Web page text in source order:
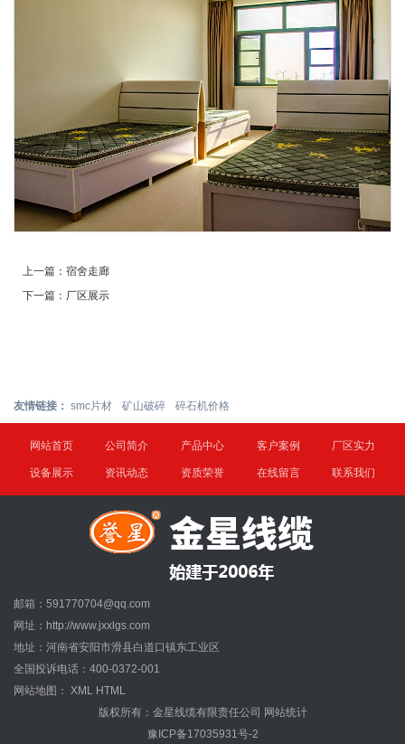
上一篇： 宿舍走廊
下一篇： 厂区展示
友情链接： smc片材 矿山破碎 碎石机价格
网站首页 公司简介 产品中心 客户案例 厂区实力
设备展示 资讯动态 资质荣誉 在线留言 联系我们
邮箱：591770704@qq.com
网址：http://www.jxxlgs.com
地址：河南省安阳市滑县白道口镇东工业区
全国投诉电话：400-0372-001
网站地图： XML HTML
版权所有：金星线缆有限责任公司 网站统计
豫ICP备17035931号-2